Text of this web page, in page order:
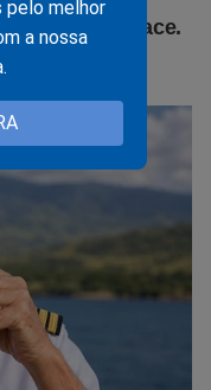
pelo melhor
a nossa